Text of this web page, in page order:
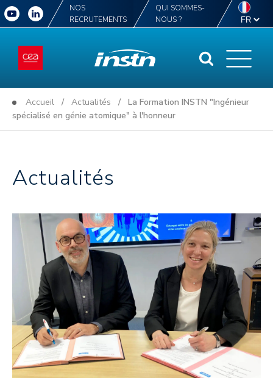
NOS
RECRUTEMENTS
QUI SOMMES-
NOUS ?
Accueil / Actualités / La Formation INSTN "Ingénieur
spécialisé en génie atomique" à l'honneur
Actualités